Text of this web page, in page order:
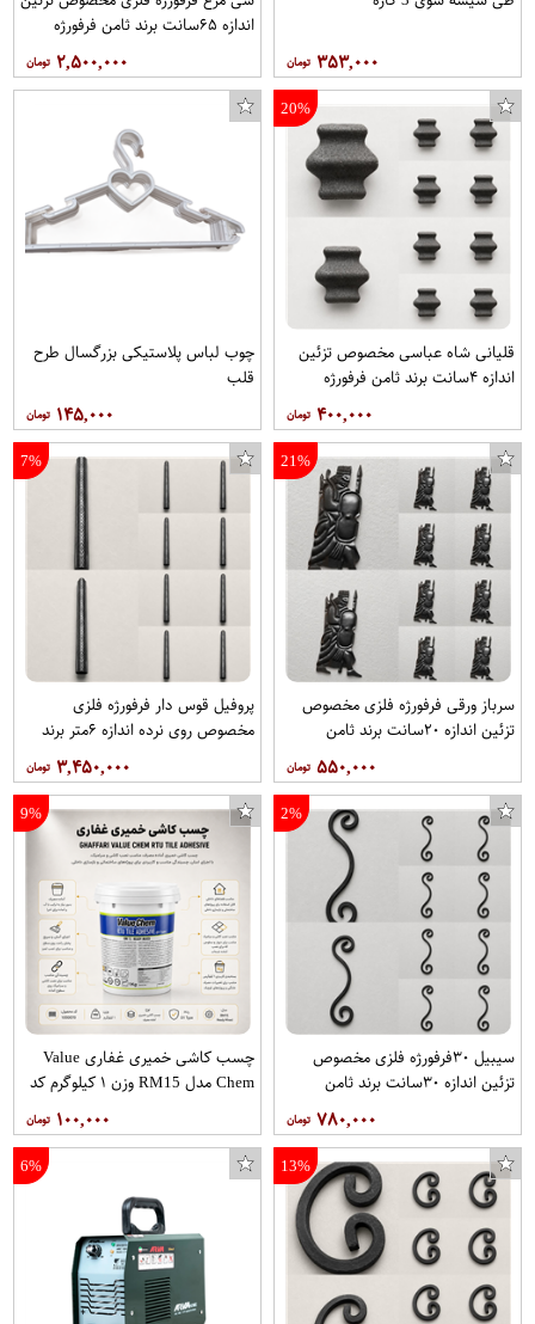
۳۵۳,۰۰۰
اندازه ۶۵سانت برند ثامن فرفورژه
۲,۵۰۰,۰۰۰
20%
قلیانی شاه عباسی مخصوص تزئین
اندازه ۴سانت برند ثامن فرفورژه
۴۰۰,۰۰۰
چوب لباس پلاستیکی بزرگسال طرح
قلب
۱۴۵,۰۰۰
21%
سرباز ورقی فرفورژه فلزی مخصوص
تزئین اندازه ۲۰سانت برند ثامن
۵۵۰,۰۰۰
7%
پروفیل قوس دار فرفورژه فلزی
مخصوص روی نرده اندازه ۶متر برند
۳,۴۵۰,۰۰۰
2%
سیبیل ۳۰فرفورژه فلزی مخصوص
تزئین اندازه ۳۰سانت برند ثامن
۷۸۰,۰۰۰
9%
چسب کاشی خمیری غفاری Value
Chem مدل RM15 وزن ۱ کیلوگرم کد
۱۰۰,۰۰۰
13%
6%